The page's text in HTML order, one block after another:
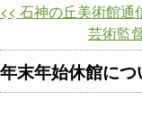
<< 石神の丘美術館
芸術監
年末年始休館につ